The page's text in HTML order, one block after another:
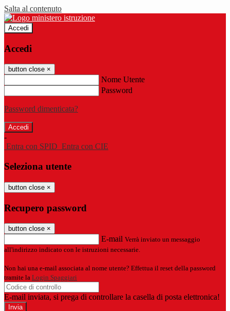
Salta al contenuto
Accedi
Accedi
button close ×
Nome Utente
Password
Password dimenticata?
-
Entra con SPID Entra con CIE
Seleziona utente
button close ×
Recupero password
button close ×
E-mail Verrà inviato un messaggio
all'indirizzo indicato con le istruzioni necessarie.
Non hai una e-mail associata al nome utente? Effettua il reset della password
tramite la Login Spaggiari
E-mail inviata, si prega di controllare la casella di posta elettronica!